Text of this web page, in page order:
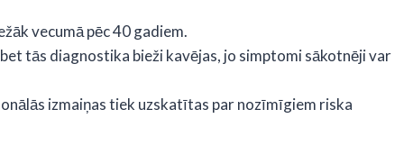
vecumā pēc 40 gadiem.
tās diagnostika bieži kavējas, jo simptomi sākotnēji var
izmaiņas tiek uzskatītas par nozīmīgiem riska